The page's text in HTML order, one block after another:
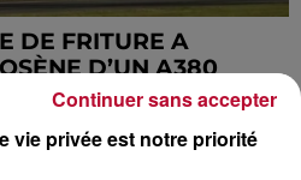
DE FRITURE A
D’UN A380
vie privée est notre priorité
Continuer sans accepter